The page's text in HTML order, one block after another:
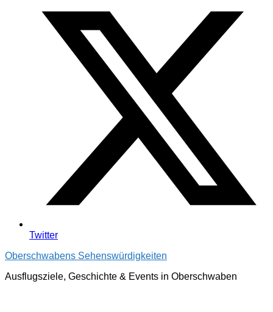
Twitter
Oberschwabens Sehenswürdigkeiten
Ausflugsziele, Geschichte & Events in Oberschwaben